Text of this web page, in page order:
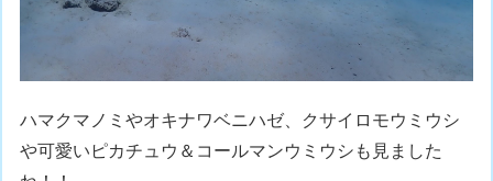
ハマクマノミやオキナワベニハゼ、クサイロモウミウシ
や可愛いピカチュウ＆コールマンウミウシも見ました